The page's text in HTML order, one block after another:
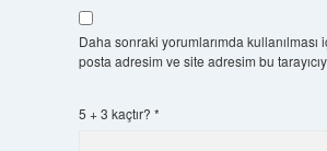
Daha sonraki yorumlarımda kullanılması
posta adresim ve site adresim bu
5 + 3 kaçtır? *